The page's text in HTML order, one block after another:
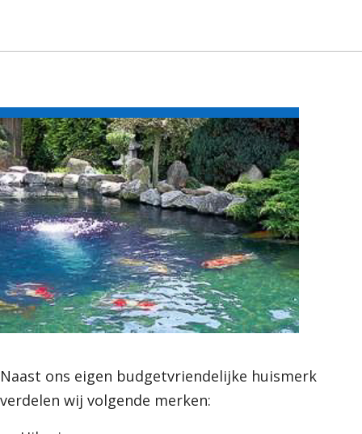
Naast ons eigen budgetvriendelijke huismerk
verdelen wij volgende merken: